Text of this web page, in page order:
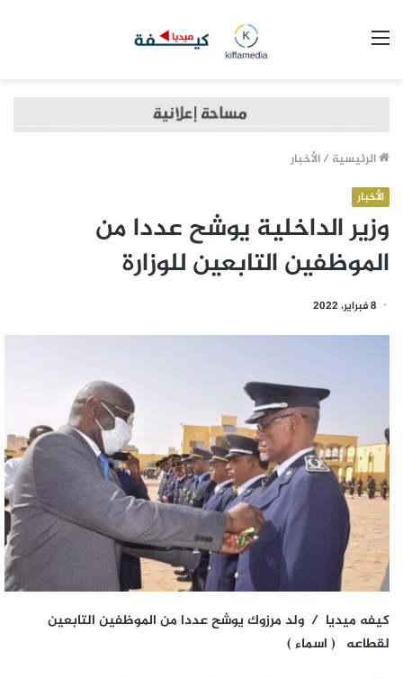
الرئيسية /الأخبار
الأخبار
وزير الداخلية يوشح عددا من
الموظفين التابعين للوزارة
8 فبراير، 2022
كيفه ميديا / ولد مرزوك يوشح عددا من الموظفين التابعين
لقطاعه ( اسماء )